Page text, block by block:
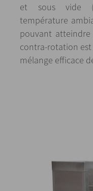
et sous vide
température
pouvant
contra-rotation
mélange efficace